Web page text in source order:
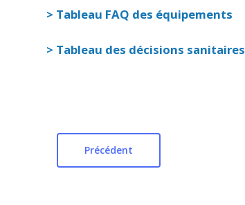
> Tableau FAQ des équipements
> Tableau des décisions sanitaires
Précédent